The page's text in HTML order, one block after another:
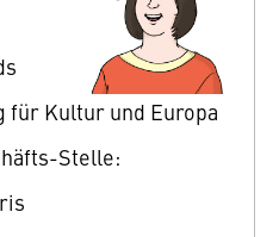
für Kultur und Europa
Stelle: